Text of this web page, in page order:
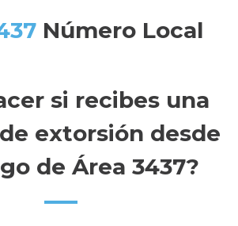
Número Local
si recibes una
extorsión desde
de Área 3437?